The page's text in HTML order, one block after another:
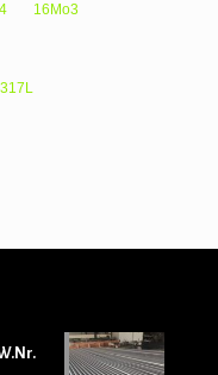
16Mo3
317L